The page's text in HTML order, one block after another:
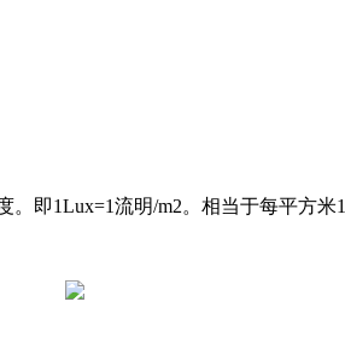
即1Lux=1流明/m2。相当于每平方米